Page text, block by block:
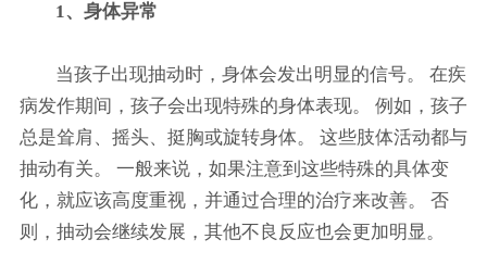
1、身体异常
当孩子出现抽动时，身体会发出明显的信号。 在疾
病发作期间，孩子会出现特殊的身体表现。 例如，孩子
总是耸肩、摇头、挺胸或旋转身体。 这些肢体活动都与
抽动有关。 一般来说，如果注意到这些特殊的具体变
化，就应该高度重视，并通过合理的治疗来改善。 否
则，抽动会继续发展，其他不良反应也会更加明显。